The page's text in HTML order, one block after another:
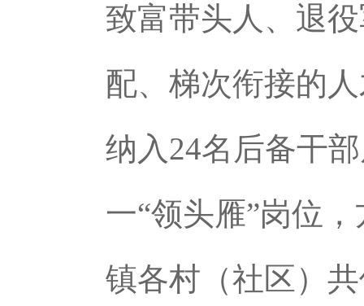
致富带头人、退
配、梯次衔接的
纳入24名后备干
一“领头雁”岗位
镇各村（社区）